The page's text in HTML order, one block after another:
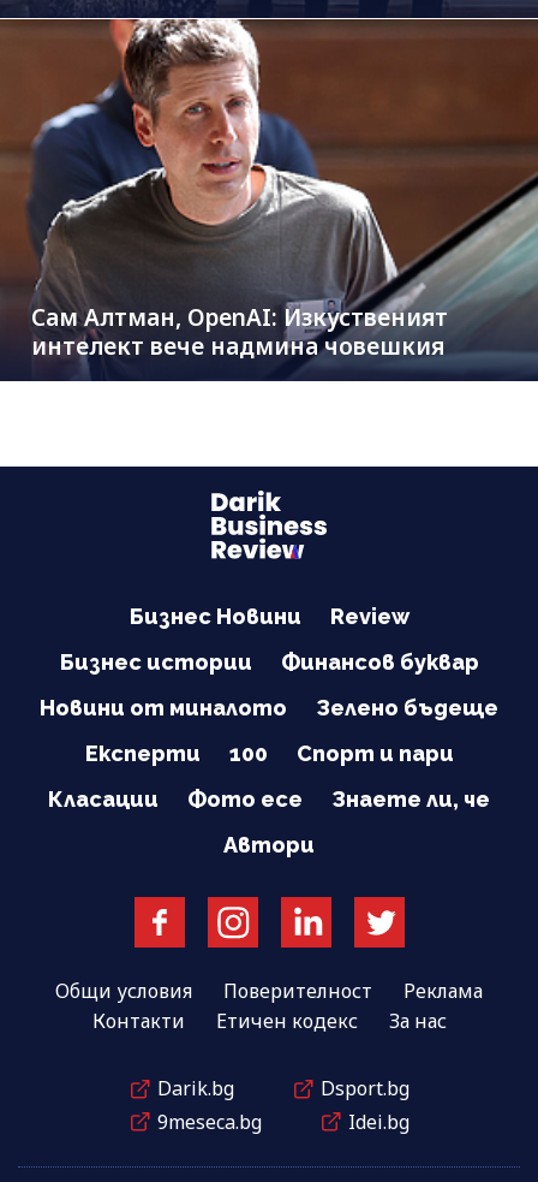
Сам Алтман, OpenAI: Изкуственият
интелект вече надмина човешкия
Бизнес Новини
Review
Бизнес истории
Финансов буквар
Новини от миналото
Зелено бъдеще
Експерти
100
Спорт и пари
Класации
Фото есе
Знаете ли, че
Автори
Общи условия Поверителност
Реклама
Контакти
Етичен кодекс За нас
Darik.bg
Dsport.bg
9meseca.bg
Idei.bg